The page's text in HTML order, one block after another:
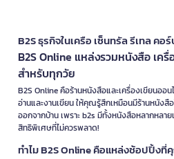
B2S ธุรกิจในเครือ เซ็นทรัล รีเทล ค
B2S Online แหล่งรวมหนังสือ เครื่
สำหรับทุกวัย
B2S Online คือร้านหนังสือและเครื่องเขียนออ
อ่านและงานเขียน ให้คุณรู้สึกเหมือนมีร้านหนังสื
ออกจากบ้าน เพราะ b2s มีทั้งหนังสือหลากหล
สิทธิพิเศษที่ไม่ควรพลาด!
ทำไม B2S Online คือแหล่งช้อปปิ้ง